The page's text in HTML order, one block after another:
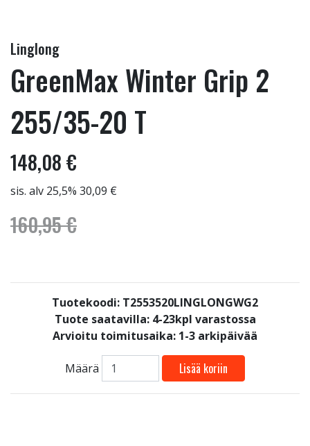
Linglong
GreenMax Winter Grip 2
255/35-20 T
148,08 €
sis. alv 25,5% 30,09 €
160,95 €
Tuotekoodi: T2553520LINGLONGWG2
Tuote saatavilla: 4-23kpl varastossa
Arvioitu toimitusaika: 1-3 arkipäivää
Määrä Lisää koriin